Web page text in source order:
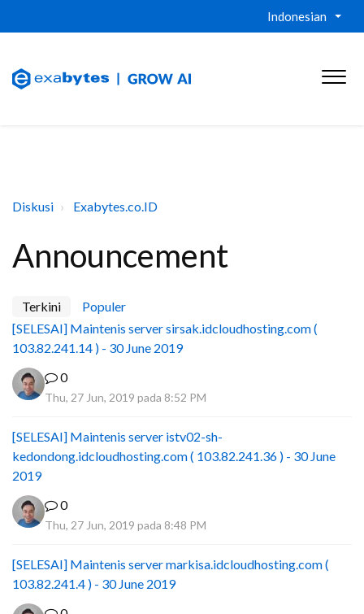
Indonesian
Diskusi Exabytes.co.ID
Announcement
Terkini
Populer
[SELESAI] Maintenis server sirsak.idcloudhosting.com (
103.82.241.14 ) - 30 June 2019
0
Thu, 27 Jun, 2019 pada 8:52 PM
[SELESAI] Maintenis server istv02-sh-
kedondong.idcloudhosting.com ( 103.82.241.36 ) - 30 June
2019
0
Thu, 27 Jun, 2019 pada 8:48 PM
[SELESAI] Maintenis server markisa.idcloudhosting.com (
103.82.241.4 ) - 30 June 2019